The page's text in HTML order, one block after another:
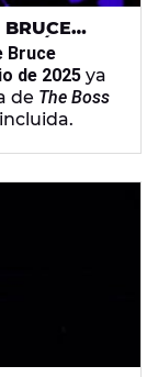
BRUCE
CÓMO Y
Bruce
de 2025 ya
de The Boss